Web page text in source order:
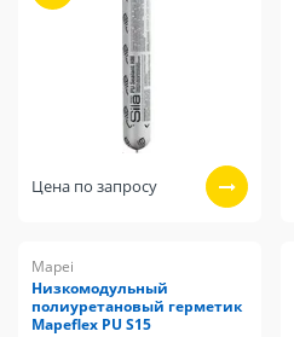
Цена по запросу
Mapei
Низкомодульный
полиуретановый герметик
Mapeflex PU S15